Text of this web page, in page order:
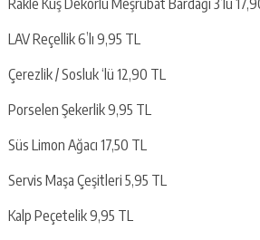
LAV Reçellik 6’lı 9,95 TL
Çerezlik / Sosluk ‘lü 12,90 TL
Porselen Şekerlik 9,95 TL
Süs Limon Ağacı 17,50 TL
Servis Maşa Çeşitleri 5,95 TL
Kalp Peçetelik 9,95 TL